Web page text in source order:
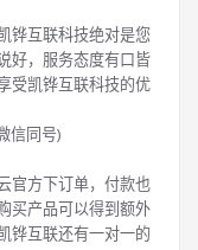
铧互联科技绝对是您
好，服务态度有口皆
受凯铧互联科技的优
信同号)
官方下订单，付款也
买产品可以得到额外
铧互联还有一对一的